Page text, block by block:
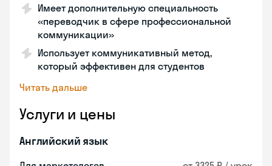
Имеет дополнительную специальность
«переводчик в сфере профессиональной
коммуникации»
Использует коммуникативный метод,
который эффективен для студентов
Читать дальше
Услуги и цены
Английский язык